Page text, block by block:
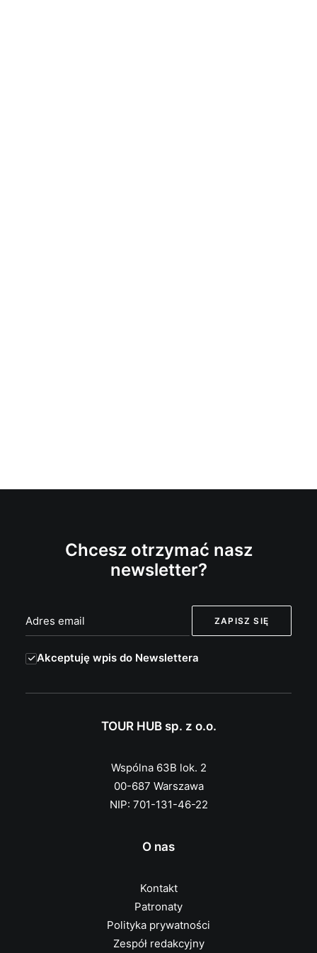
Chcesz otrzymać nasz
newsletter?
Akceptuję wpis do Newslettera
TOUR HUB sp. z o.o.
Wspólna 63B lok. 2
00-687 Warszawa
NIP: 701-131-46-22
O nas
Kontakt
Patronaty
Polityka prywatności
Zespół redakcyjny